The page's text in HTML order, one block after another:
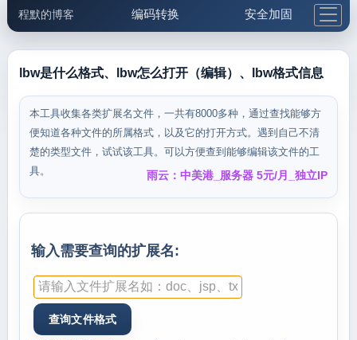
程默的博客 编码转换 安全加固
邮件工具 生活便民 更多工具
5.1支付宝大红包
lbw是什么格式、lbw怎么打开（编辑）、lbw格式信息
本工具收集各类扩展名文件，一共有8000多种，通过查找能够方
便知道各种文件的所属格式，以及它的打开方式。遇到自己不清
楚的类型文件，试试该工具。可以方便查到能够编辑该文件的工
具。
雨云：中美港_服务器 5元/月_独立IP
输入需要查询的扩展名: